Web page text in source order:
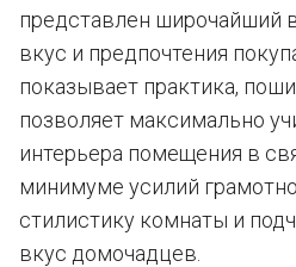
представлен широчайший
вкус и предпочтения
показывает практика,
позволяет максимально
интерьера помещения в
минимуме усилий
стилистику комнаты и
вкус домочадцев.